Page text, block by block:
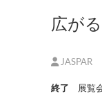
広が
JASPAR
終了 展覧